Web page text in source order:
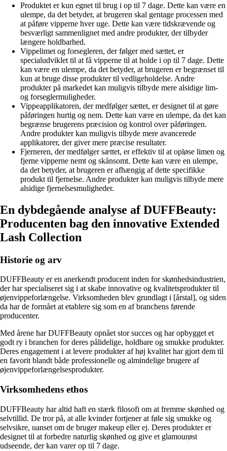
Produktet er kun egnet til brug i op til 7 dage. Dette kan være en
ulempe, da det betyder, at brugeren skal gentage processen med
at påføre vipperne hver uge. Dette kan være tidskrævende og
besværligt sammenlignet med andre produkter, der tilbyder
længere holdbarhed.
Vippelimet og forsegleren, der følger med sættet, er
specialudviklet til at få vipperne til at holde i op til 7 dage. Dette
kan være en ulempe, da det betyder, at brugeren er begrænset til
kun at bruge disse produkter til vedligeholdelse. Andre
produkter på markedet kan muligvis tilbyde mere alsidige lim-
og forseglermuligheder.
Vippeapplikatoren, der medfølger sættet, er designet til at gøre
påføringen hurtig og nem. Dette kan være en ulempe, da det kan
begrænse brugerens præcision og kontrol over påføringen.
Andre produkter kan muligvis tilbyde mere avancerede
applikatorer, der giver mere præcise resultater.
Fjerneren, der medfølger sættet, er effektiv til at opløse limen og
fjerne vipperne nemt og skånsomt. Dette kan være en ulempe,
da det betyder, at brugeren er afhængig af dette specifikke
produkt til fjernelse. Andre produkter kan muligvis tilbyde mere
alsidige fjernelsesmuligheder.
En dybdegående analyse af DUFFBeauty:
Producenten bag den innovative Extended
Lash Collection
Historie og arv
DUFFBeauty er en anerkendt producent inden for skønhedsindustrien,
der har specialiseret sig i at skabe innovative og kvalitetsprodukter til
øjenvippeforlængelse. Virksomheden blev grundlagt i [årstal], og siden
da har de formået at etablere sig som en af branchens førende
producenter.
Med årene har DUFFBeauty opnået stor succes og har opbygget et
godt ry i branchen for deres pålidelige, holdbare og smukke produkter.
Deres engagement i at levere produkter af høj kvalitet har gjort dem til
en favorit blandt både professionelle og almindelige brugere af
øjenvippeforlængelsesprodukter.
Virksomhedens ethos
DUFFBeauty har altid haft en stærk filosofi om at fremme skønhed og
selvtillid. De tror på, at alle kvinder fortjener at føle sig smukke og
selvsikre, uanset om de bruger makeup eller ej. Deres produkter er
designet til at forbedre naturlig skønhed og give et glamourøst
udseende, der kan varer op til 7 dage.